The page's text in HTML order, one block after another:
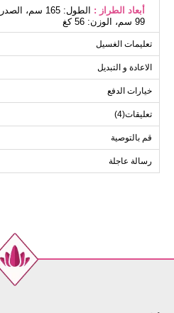
أبعاد الطراز :
99 سم، الوزن: 56 كغ
(المنتج على النموذج بالحجم
تعليمات الغسيل
الاعادة و التبديل
خيارات الدفع
تعليقات(4)
قم بالتوصية
رسالة عاجلة